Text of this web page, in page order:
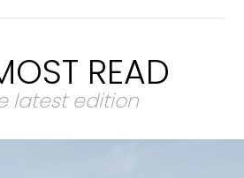
READ
latest edition